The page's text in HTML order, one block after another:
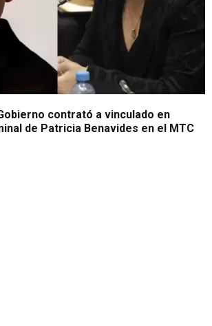
contrató a vinculado en
de Patricia Benavides en el MTC